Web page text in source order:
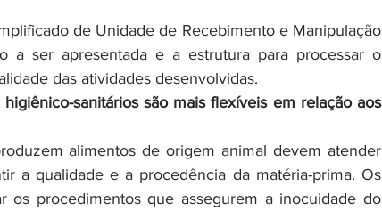
de Unidade de Recebimento e Manipulação
a ser apresentada e a estrutura para processar o
das atividades desenvolvidas.
sanitários são mais flexíveis em relação aos
alimentos de origem animal devem atender
a qualidade e a procedência da matéria-prima. Os
os procedimentos que assegurem a inocuidade do